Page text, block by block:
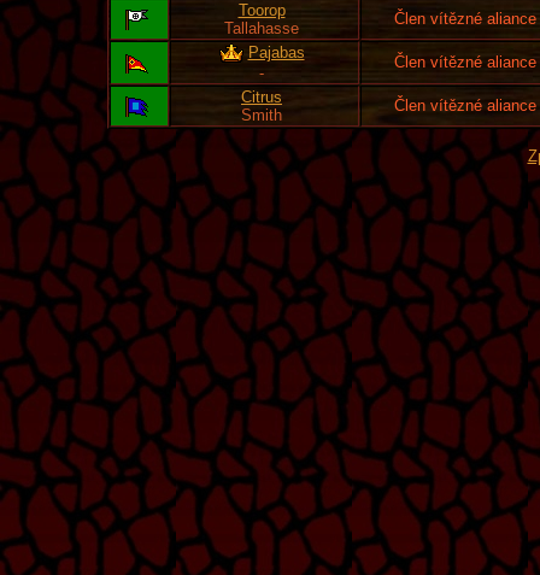
Toorop
Tallahasse
Člen vítězné aliance
Pajabas
-
Člen vítězné aliance
Citrus
Smith
Člen vítězné aliance